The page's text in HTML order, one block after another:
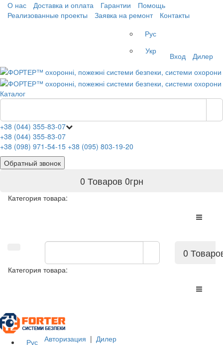
О нас Доставка и оплата Гарантии
Помощь
Реализованные проекты
Заявка на ремонт
Контакты
Рус
Укр
Вход Дилер
Каталог
+38 (044) 355-83-07
+38 (044) 355-83-07
+38 (098) 971-54-15 +38 (095) 803-19-20
Обратный звонок
0 Товаров 0грн
Категория товара:
0
Категория товара:
Рус
Авторизация | Дилер